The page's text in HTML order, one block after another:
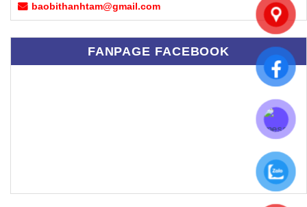
baobithanhtam@gmail.com
FANPAGE FACEBOOK